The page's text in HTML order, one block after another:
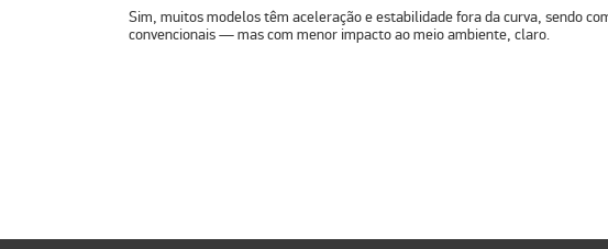
Sim, muitos modelos têm aceleração e estabilidadefora da curva, sendo
convencionais — mas com menor impacto ao meio ambiente, claro.